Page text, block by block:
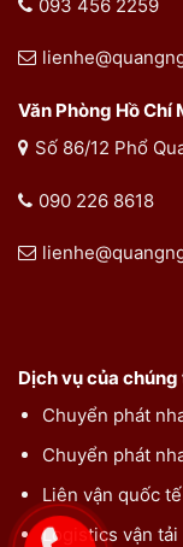
093 456 2259
Văn Phòng Hồ Chí
Số 86/12 Phổ
090 226 8618
Dịch vụ của chúng
Chuyển phát
Chuyển phát
Liên vận quốc tế
Logistics vận